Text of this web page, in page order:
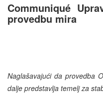
Communiqué
provedbu mira
Naglašavajući da provedba
dalje predstavlja temelj za